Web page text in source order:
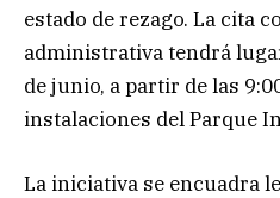
estado de rezago. La cita
administrativa tendrá
de junio, a partir de las
instalaciones del Parque
La iniciativa se encuadra